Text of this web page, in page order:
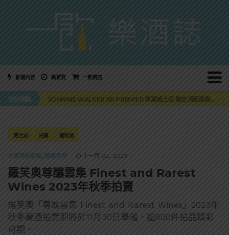
影音內容 新鮮貨 一飲商店
注目焦點
「MONSTER NIGHT OUT 魔爪特調之夜」盛夏刮起派對旋風！
JOHNNIE WALKER XR PREMIER 尊藏威士忌 融合消逝酒廠全球獨家上市
「BAD SPANIELS」便便狗玩具未損害傑克丹尼商標！纏訟12年官司再次逆轉
角嗨尬炸物X爽快這一步，角瓶攜手頂呱呱 全新套餐限時登場
威士忌 拍賣 葡萄酒
台灣酒圈新聞 , 精選酒聞 十一月 22, 2023
羅芙奧尊釀雲集 Finest and Rarest
Wines 2023年秋季拍賣
羅芙奧「尊釀雲集 Finest and Rarest Wines」2023年
秋季藏酒拍賣即將於11月30日舉槌，逾800件拍品精彩
可期。